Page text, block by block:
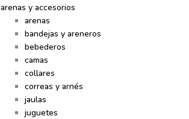
arenas y accesorios
arenas
bandejas y areneros
bebederos
camas
collares
correas y arnés
jaulas
juguetes